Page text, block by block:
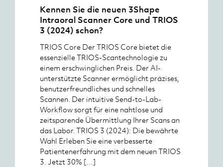
Kennen Sie die neuen 3Shape
Intraoral Scanner Core und TRIOS
3 (2024) schon?
TRIOS Core Der TRIOS Core bietet die
essenzielle TRIOS-Scantechnologie zu
einem erschwinglichen Preis. Der AI-
unterstützte Scanner ermöglicht präzises,
benutzerfreundliches und schnelles
Scannen. Der intuitive Send-to-Lab-
Workflow sorgt für eine nahtlose und
zeitsparende Übermittlung Ihrer Scans an
das Labor. TRIOS 3 (2024): Die bewährte
Wahl Erleben Sie eine verbesserte
Patientenerfahrung mit dem neuen TRIOS
3. Jetzt 30% […]